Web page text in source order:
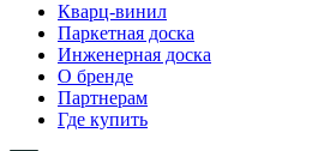
Кварц-винил
Паркетная доска
Инженерная доска
О бренде
Партнерам
Где купить